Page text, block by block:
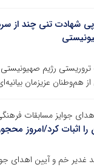
شهادت تنی چند از
رژیم
هم‌وطنان عزیزمان
جوایز مسابقات
اثبات کرد/امروز
خم و آیین اهدای